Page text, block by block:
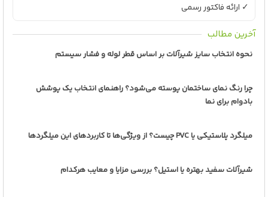
✓ ارائه فاکتور رسمی
آخرین مطالب
نحوه انتخاب سایز شیرآلات بر اساس قطر لوله و فشار سیستم
چرا رنگ نمای ساختمان پوسته می‌شود؟ راهنمای انتخاب یک پوشش
بادوام برای نما
میلگرد پلاستیکی یا PVC چیست؟ از ویژگی‌ها تا کاربردهای این میلگردها
شیرآلات سفید بهتره یا استیل؟ بررسی مزایا و معایب هرکدام